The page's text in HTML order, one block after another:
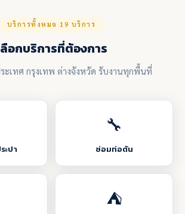
บริการทั้งหมด 19 บริการ
ลือกบริการที่ต้องการ
ะเทศ กรุงเทพ ต่างจังหวัด รับงานทุกพื้นที่
ะปา
🔧
ซ่อมท่อตัน
⛺